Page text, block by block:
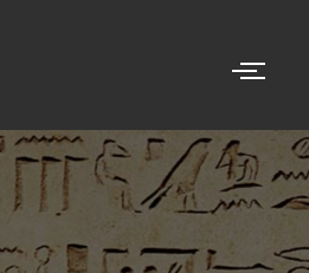
de ferramentas